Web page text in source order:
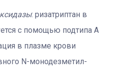
: ризатриптан в
с помощью подтипа А
в плазме крови
N-монодезметил-